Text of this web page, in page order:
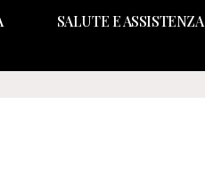
SALUTE E ASSISTENZA